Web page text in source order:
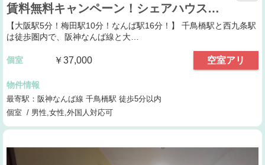
賃料無料キャンペーン！シェアハウス…
【大阪駅5分！梅田駅10分！なんば駅16分！】 千鳥橋駅と西九条駅
は徒歩圏内で、阪神なんば線と大…
個室 ￥37,000 空室アリ
物件情報
最寄駅：阪神なんば線 千鳥橋駅 徒歩5分以内
個室 / 男性,女性,外国人対応可